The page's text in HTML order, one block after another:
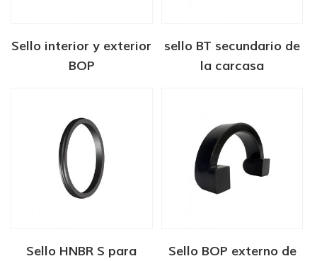
Sello interior y exterior
BOP
sello BT secundario de
la carcasa
Sello HNBR S para
Sello BOP externo de